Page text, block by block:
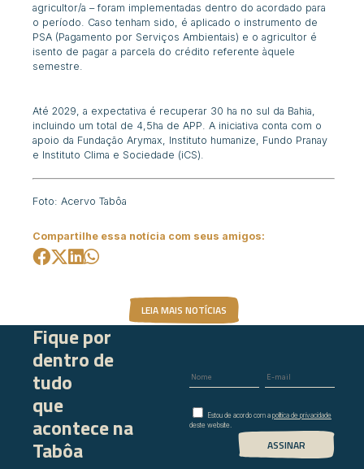
agricultor/a – foram implementadas dentro do acordado para
o período. Caso tenham sido, é aplicado o instrumento de
PSA (Pagamento por Serviços Ambientais) e o agricultor é
isento de pagar a parcela do crédito referente àquele
semestre.
Até 2029, a expectativa é recuperar 30 ha no sul da Bahia,
incluindo um total de 4,5ha de APP. A iniciativa conta com o
apoio da Fundação Arymax, Instituto humanize, Fundo Pranay
e Instituto Clima e Sociedade (iCS).
Foto: Acervo Tabôa
Compartilhe essa notícia com seus amigos:
LEIA MAIS NOTÍCIAS
Fique por
dentro de
tudo
que
acontece na
Tabôa
Estou de acordo com a política de privacidade
deste website.